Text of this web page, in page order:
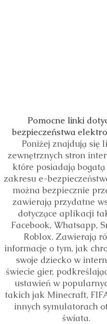
Pomocne linki
bezpieczeństwa
Poniżej znajdują się
zewnętrznych stron
które posiadają bogatą
zakresu e-
można bezpiecznie
zawierają przydatne
dotyczące aplikacji
Facebook, Whatsapp,
Roblox. Zawierają
informacje o tym, jak
swoje dziecko w
świecie gier,
ustawień w
takich jak Minecraft,
innych symulatorach
świata.